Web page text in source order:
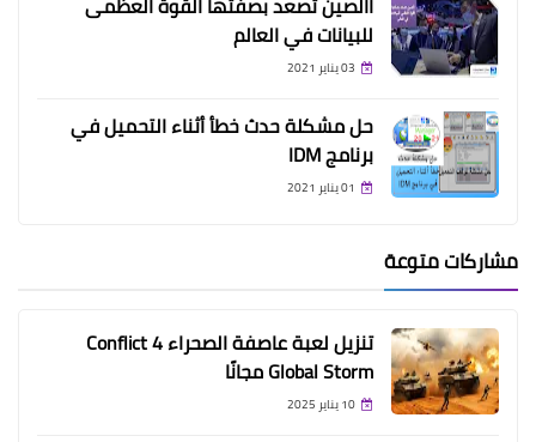
للبيانات في العالم
03 يناير 2021
حل مشكلة حدث خطأ أثناء التحميل في
برنامج IDM
01 يناير 2021
مشاركات متوعة
تنزيل لعبة عاصفة الصحراء 4 Conflict
Global Storm مجانًا
10 يناير 2025